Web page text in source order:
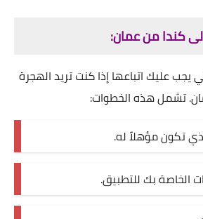
كندا من عمان:
يجب عليك اتباعها إذا كنت تريد الهجرة
تشمل هذه الخطوات:
تكون مؤهلاً له.
الخاصة بك للتطبيق.